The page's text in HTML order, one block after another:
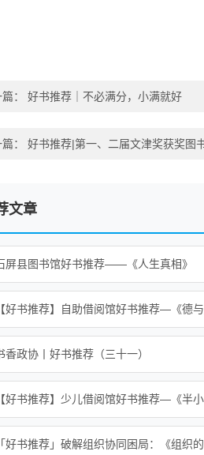
篇： 好书推荐｜不必满分，小满就好
： 好书推荐|第一、二届文津奖获奖图
文章
屏县图书馆好书推荐——《人生真相》
【好书推荐】自助借阅馆好书推荐—《德与
香政协丨好书推荐（三十一）
【好书推荐】少儿借阅馆好书推荐—《半小